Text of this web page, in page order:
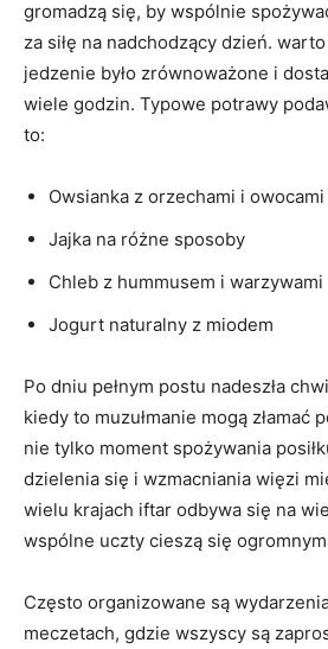
gromadzą się, by wspólnie
za siłę na nadchodzący‍ dzień.
jedzenie było zrównoważone i⁤
wiele godzin. Typowe potrawy
to:
Owsianka z orzechami i owocami
Jajka na różne sposoby
Chleb z hummusem i warzywami
Jogurt ​naturalny z miodem
Po dniu pełnym postu nadeszła
kiedy to muzułmanie mogą ⁤złamać
nie tylko moment spożywania​
dzielenia się i wzmacniania więzi
wielu krajach iftar odbywa się na
wspólne⁣ uczty ⁣cieszą się
Często organizowane są
meczetach, gdzie wszyscy są